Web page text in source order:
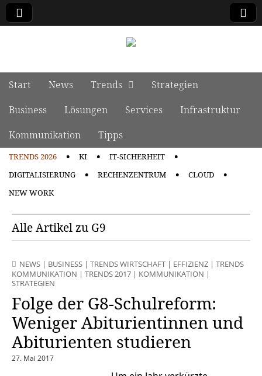
Main menu
Skip to content
Start News Trends
Strategien
Business
Lösungen Services
Infrastruktur
Kommunikation
Tipps
TRENDS 2026 KI
IT-SICHERHEIT
DIGITALISIERUNG
RECHENZENTRUM
CLOUD
NEW WORK
Alle Artikel zu G9
NEWS | BUSINESS | TRENDS WIRTSCHAFT | EFFIZIENZ | TRENDS
KOMMUNIKATION | TRENDS 2017 | KOMMUNIKATION |
STRATEGIEN
Folge der G8-Schulreform:
Weniger Abiturientinnen und
Abiturienten studieren
27. Mai 2017